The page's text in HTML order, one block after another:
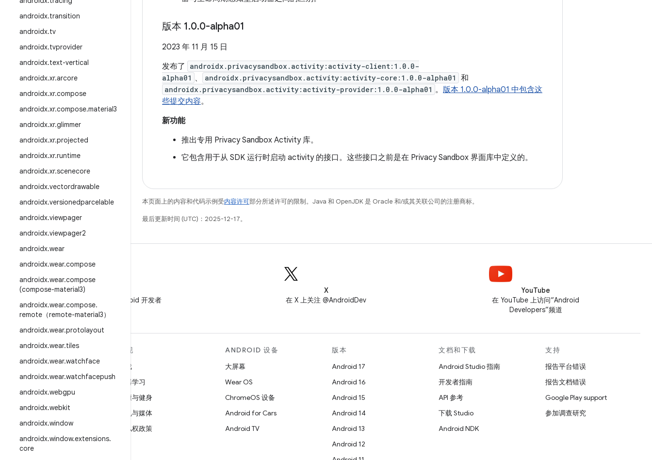
androidx.transition
androidx.tv
androidx.tvprovider
androidx.text-vertical
androidx.xr.arcore
androidx.xr.compose
androidx.xr.compose.material3
androidx.xr.glimmer
androidx.xr.projected
androidx.xr.runtime
androidx.xr.scenecore
androidx.vectordrawable
androidx.versionedparcelable
androidx.viewpager
androidx.viewpager2
androidx.wear
androidx.wear.compose
androidx.wear.compose
(compose-material3)
androidx.wear.compose.
remote（remote-material3）
androidx.wear.protolayout
androidx.wear.tiles
androidx.wear.watchface
androidx.wear.watchfacepush
androidx.webgpu
androidx.webkit
androidx.window
androidx.window.extensions.
core
版本 1.0.0-alpha01
2023 年 11 月 15 日
发布了
androidx.privacysandbox.activity:activity-client:1.0.0-
alpha01 、 androidx.privacysandbox.activity:activity-core:1.0.0-alpha01 和
androidx.privacysandbox.activity:activity-provider:1.0.0-alpha01 。 版本 1.0.0-alpha01 中包含这
些提交内容。
新功能
推出专用 Privacy Sandbox Activity 库。
它包含用于从 SDK 运行时启动 activity 的接口。这些接口之前是在 Privacy Sandbox 界面库中定义的。
本页面上的内容和代码示例受内容许可部分所述许可的限制。Java 和 OpenJDK 是 Oracle 和/或其关联公司的注册商标。
最后更新时间 (UTC)：2025-12-17。
在微信中关注 Android 开发者
X
在 X 上关注 @AndroidDev
YouTube
在 YouTube 上访问“Android
Developers”频道
关于 ANDROID
Android
适用于企业的 Android
安全
源代码
新闻
博客
发现
游戏
机器学习
健康与健身
相机与媒体
隐私权政策
ANDROID 设备
大屏幕
Wear OS
ChromeOS 设备
Android for Cars
Android TV
版本
Android 17
Android 16
Android 15
Android 14
Android 13
Android 12
文档和下载
Android Studio 指南
开发者指南
API 参考
下载 Studio
Android NDK
支持
报告平台错误
报告文档错误
Google Play support
参加调查研究